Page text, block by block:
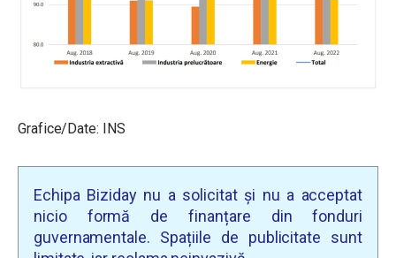
Grafice/Date: INS
Echipa Biziday nu a solicitat și nu a acceptat
nicio formă de finanțare din fonduri
guvernamentale. Spațiile de publicitate sunt